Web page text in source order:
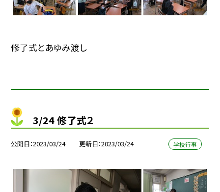
修了式とあゆみ渡し
3/24 修了式２
公開日 2023/03/24 更新日 2023/03/24 学校行事